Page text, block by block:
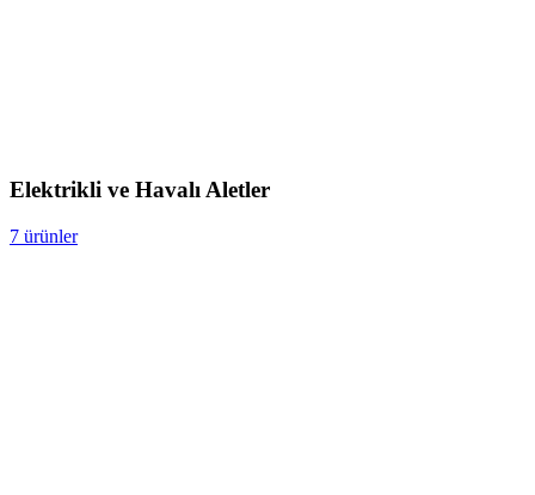
Elektrikli ve Havalı Aletler
7 ürünler